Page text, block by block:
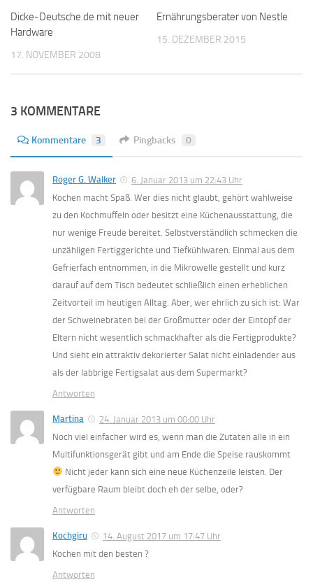
Dicke-Deutsche.de mit neuer
Hardware
17. NOVEMBER 2008
Ernährungsberater von Nestle
15. DEZEMBER 2015
3 KOMMENTARE
Kommentare 3 Pingbacks 0
Roger G. Walker
6. Januar 2013 um 22:43 Uhr
Kochen macht Spaß. Wer dies nicht glaubt, gehört wahlweise
zu den Kochmuffeln oder besitzt eine Küchenausstattung, die
nur wenige Freude bereitet. Selbstverständlich schmecken die
unzähligen Fertiggerichte und Tiefkühlwaren. Einmal aus dem
Gefrierfach entnommen, in die Mikrowelle gestellt und kurz
darauf auf dem Tisch bedeutet schließlich einen erheblichen
Zeitvorteil im heutigen Alltag. Aber, wer ehrlich zu sich ist: War
der Schweinebraten bei der Großmutter oder der Eintopf der
Eltern nicht wesentlich schmackhafter als die Fertigprodukte?
Und sieht ein attraktiv dekorierter Salat nicht einladender aus
als der labbrige Fertigsalat aus dem Supermarkt?
Antworten
Martina
24. Januar 2013 um 00:00 Uhr
Noch viel einfacher wird es, wenn man die Zutaten alle in ein
Multifunktionsgerät gibt und am Ende die Speise rauskommt
Nicht jeder kann sich eine neue Küchenzeile leisten. Der
verfügbare Raum bleibt doch eh der selbe, oder?
Antworten
Kochgiru
14. August 2017 um 17:47 Uhr
Kochen mit den besten ?
Antworten